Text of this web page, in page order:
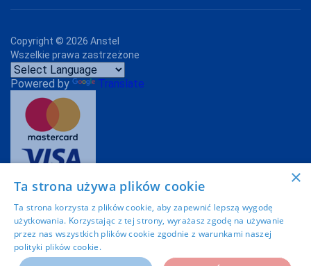
Copyright © 2026 Anstel
Wszelkie prawa zastrzeżone
Powered by Translate
Imoli.pl
×
Ta strona używa plików cookie
Ta strona korzysta z plików cookie, aby zapewnić lepszą wygodę
użytkowania. Korzystając z tej strony, wyrażasz zgodę na używanie
przez nas wszystkich plików cookie zgodnie z warunkami naszej
polityki plików cookie.